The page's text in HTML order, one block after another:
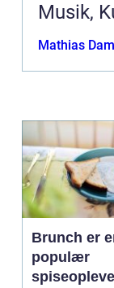
Musik,
Mathias
Brunch er
populær